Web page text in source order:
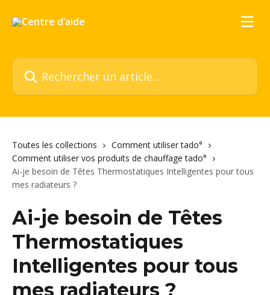
Rechercher un article...
Toutes les collections
Comment utiliser tado°
Comment utiliser vos produits de chauffage tado°
Ai-je besoin de Têtes Thermostatiques Intelligentes pour tous
mes radiateurs ?
Ai-je besoin de Têtes
Thermostatiques
Intelligentes pour tous
mes radiateurs ?